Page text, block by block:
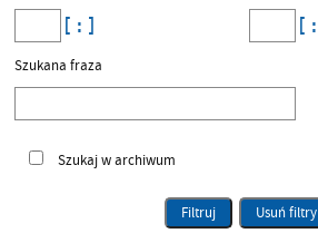
Szukana fraza
Szukaj w archiwum
Filtruj Usuń filtry